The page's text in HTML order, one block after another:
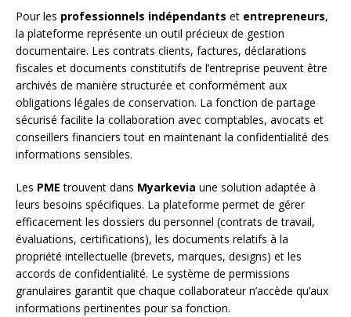
Pour les professionnels indépendants et entrepreneurs,
la plateforme représente un outil précieux de gestion
documentaire. Les contrats clients, factures, déclarations
fiscales et documents constitutifs de l’entreprise peuvent être
archivés de manière structurée et conformément aux
obligations légales de conservation. La fonction de partage
sécurisé facilite la collaboration avec comptables, avocats et
conseillers financiers tout en maintenant la confidentialité des
informations sensibles.
Les PME trouvent dans Myarkevia une solution adaptée à
leurs besoins spécifiques. La plateforme permet de gérer
efficacement les dossiers du personnel (contrats de travail,
évaluations, certifications), les documents relatifs à la
propriété intellectuelle (brevets, marques, designs) et les
accords de confidentialité. Le système de permissions
granulaires garantit que chaque collaborateur n’accède qu’aux
informations pertinentes pour sa fonction.